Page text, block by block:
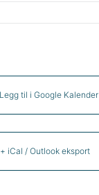
til i Google Kalender
+ iCal / Outlook eksport